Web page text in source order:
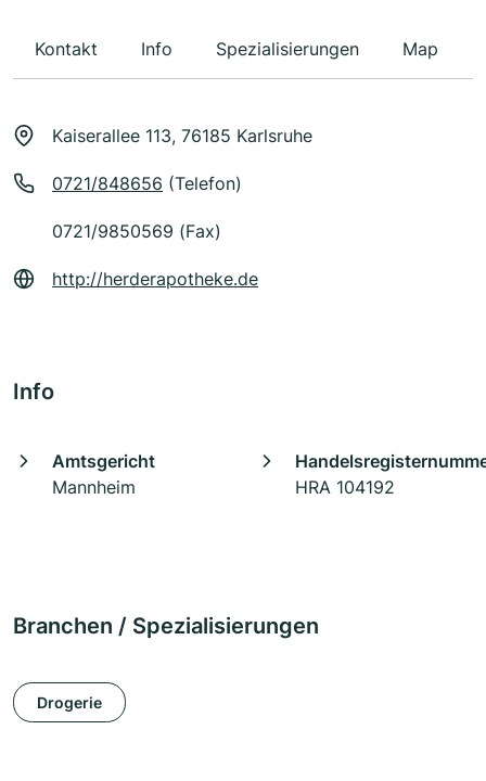
Kontakt Info Spezialisierungen Map
Kaiserallee 113, 76185 Karlsruhe
0721/848656 (Telefon)
0721/9850569 (Fax)
http://herderapotheke.de
Info
Amtsgericht
Mannheim
HRA 104192
Branchen / Spezialisierungen
Drogerie